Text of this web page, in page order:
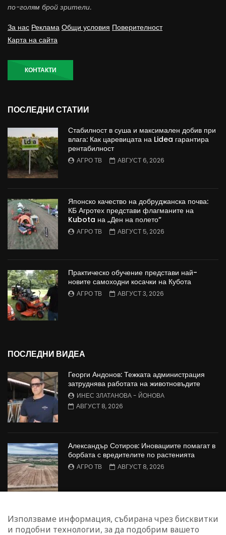
по-голям брой зрители.
За нас Реклама Общи условия Поверителност
Карта на сайта
КОНТАКТИ
ПОСЛЕДНИ СТАТИИ
Стабилност в суша и максимален добив при
влага: Как царевицата на Lidea гарантира
рентабилност
АГРО ТВ АВГУСТ 6, 2026
Японско качество на добруджанска почва:
КБ Агротех представи флагманите на
Kubota на „Ден на полето“
АГРО ТВ АВГУСТ 5, 2026
Практическо обучение представи най-
новите самоходни косачки на Кубота
АГРО ТВ АВГУСТ 3, 2026
ПОСЛЕДНИ ВИДЕА
Георги Андонов: Тежката администрация
затруднява работата на животновъдите
ИНЕС ЗЛАТАНОВА - ЙОНОВА
АВГУСТ 8, 2026
Александър Сотиров: Иновациите помагат в
борбата с вредителите по растенията
АГРО ТВ АВГУСТ 8, 2026
МАЛИНОПРОИЗВОДСТВО: Недостиг на
работна ръка в сектора
Използваме информация, събирана чрез бисквитки
и подобни технологии, за да подобрим вашето